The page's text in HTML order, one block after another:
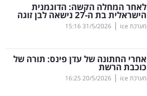
לאחר המחלה הקשה: הדוגמנית
הישראלית בת ה-27 נישאה לבן זוגה
מערכת ice |
31/5/2026
15:16
אחרי החתונה של עדן פינס: תורה של
כוכבת הרשת
מערכת ice |
20/5/2026
16:25